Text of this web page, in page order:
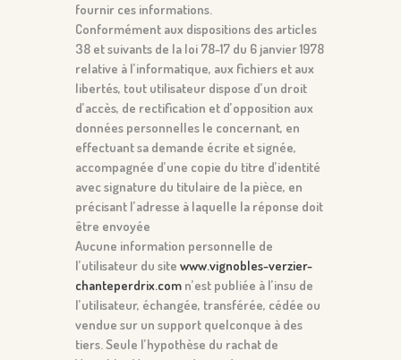
fournir ces informations.
Conformément aux dispositions des articles
38 et suivants de la loi 78-17 du 6 janvier 1978
relative à l’informatique, aux fichiers et aux
libertés, tout utilisateur dispose d’un droit
d’accès, de rectification et d’opposition aux
données personnelles le concernant, en
effectuant sa demande écrite et signée,
accompagnée d’une copie du titre d’identité
avec signature du titulaire de la pièce, en
précisant l’adresse à laquelle la réponse doit
être envoyée
Aucune information personnelle de
l’utilisateur du site www.vignobles-verzier-
chanteperdrix.com n’est publiée à l’insu de
l’utilisateur, échangée, transférée, cédée ou
vendue sur un support quelconque à des
tiers. Seule l’hypothèse du rachat de